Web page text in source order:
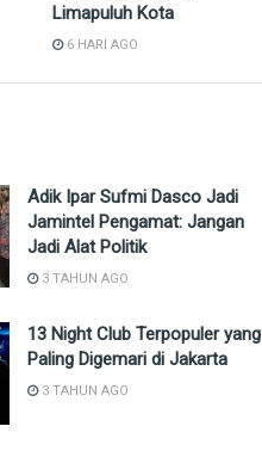
Limapuluh Kota
6 HARI AGO
Adik Ipar Sufmi Dasco Jadi
Jamintel Pengamat: Jangan
Jadi Alat Politik
3 TAHUN AGO
13 Night Club Terpopuler yang
Paling Digemari di Jakarta
3 TAHUN AGO